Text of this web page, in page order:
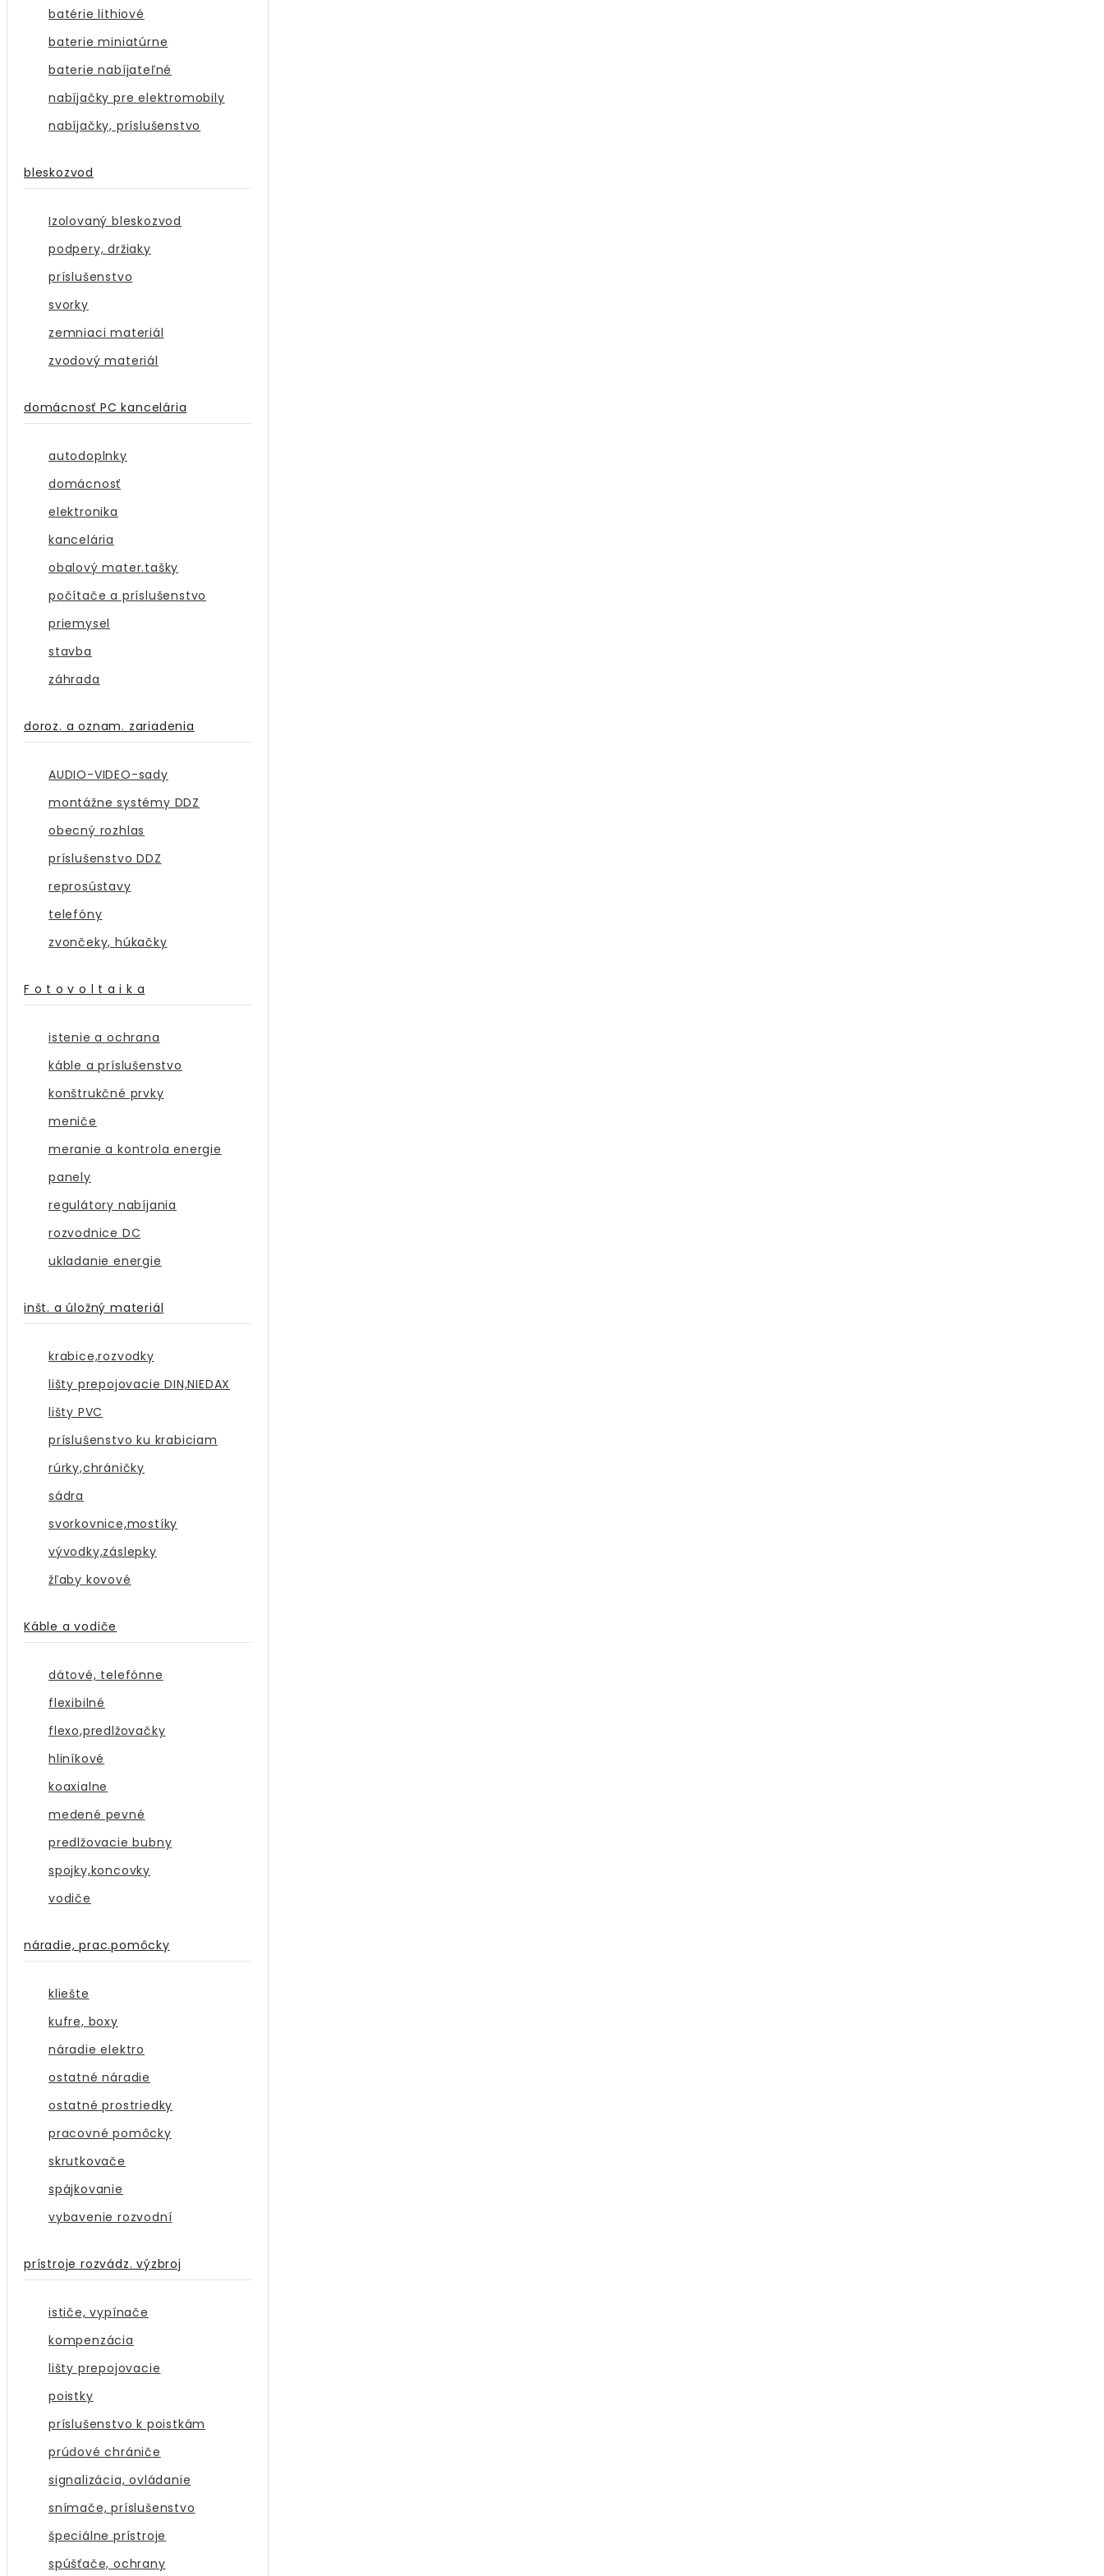
batérie lithiové
baterie miniatúrne
baterie nabíjateľné
nabíjačky pre elektromobily
nabíjačky, príslušenstvo
bleskozvod
Izolovaný bleskozvod
podpery, držiaky
príslušenstvo
svorky
zemniaci materiál
zvodový materiál
domácnosť PC kancelária
autodoplnky
domácnosť
elektronika
kancelária
obalový mater.tašky
počítače a príslušenstvo
priemysel
stavba
záhrada
doroz. a oznam. zariadenia
AUDIO-VIDEO-sady
montážne systémy DDZ
obecný rozhlas
príslušenstvo DDZ
reprosústavy
telefóny
zvončeky, húkačky
F o t o v o l t a i k a
istenie a ochrana
káble a príslušenstvo
konštrukčné prvky
meniče
meranie a kontrola energie
panely
regulátory nabíjania
rozvodnice DC
ukladanie energie
inšt. a úložný materiál
krabice,rozvodky
lišty prepojovacie DIN,NIEDAX
lišty PVC
príslušenstvo ku krabiciam
rúrky,chráničky
sádra
svorkovnice,mostíky
vývodky,záslepky
žľaby kovové
Káble a vodiče
dátové, telefónne
flexibilné
flexo,predlžovačky
hliníkové
koaxialne
medené pevné
predlžovacie bubny
spojky,koncovky
vodiče
náradie, prac.pomôcky
kliešte
kufre, boxy
náradie elektro
ostatné náradie
ostatné prostriedky
pracovné pomôcky
skrutkovače
spájkovanie
vybavenie rozvodní
prístroje rozvádz. výzbroj
ističe, vypínače
kompenzácia
lišty prepojovacie
poistky
príslušenstvo k poistkám
prúdové chrániče
signalizácia, ovládanie
snímače, príslušenstvo
špeciálne prístroje
spúšťače, ochrany